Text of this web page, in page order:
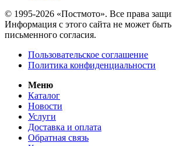
© 1995-2026 «Постмото». Все права
Информация с этого сайта не может быть
письменного согласия.
Пользовательское соглашение
Политика конфиденциальности
Меню
Каталог
Новости
Услуги
Доставка и оплата
Обратная связь